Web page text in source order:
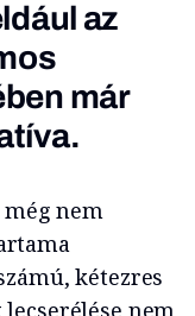
az
már
nem
kétezres
nem